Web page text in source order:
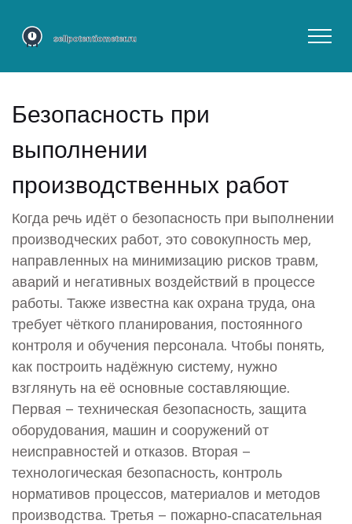
Безопасность при
выполнении
производственных работ
Когда речь идёт о безопасность при выполнении
производческих работ, это совокупность мер,
направленных на минимизацию рисков травм,
аварий и негативных воздействий в процессе
работы. Также известна как охрана труда, она
требует чёткого планирования, постоянного
контроля и обучения персонала. Чтобы понять,
как построить надёжную систему, нужно
взглянуть на её основные составляющие.
Первая – техническая безопасность, защита
оборудования, машин и сооружений от
неисправностей и отказов. Вторая –
технологическая безопасность, контроль
нормативов процессов, материалов и методов
производства. Третья – пожарно‑спасательная